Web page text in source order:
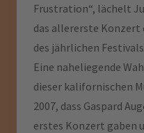
Frustration“, lächelt
das allererste Konzert
des jährlichen
Eine naheliegende
dieser kalifornischen
2007, dass Gaspard
erstes Konzert gaben